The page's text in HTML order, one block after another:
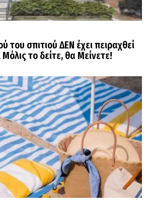
του σπιτιού ΔΕΝ έχει πειραχθεί
το δείτε, θα Μείνετε!